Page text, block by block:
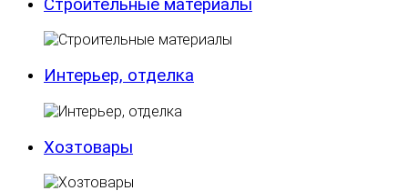
Строительные материалы
Интерьер, отделка
Хозтовары